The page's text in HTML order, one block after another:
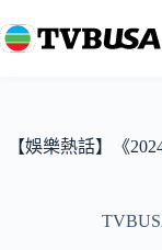
至
【娛樂熱話】《